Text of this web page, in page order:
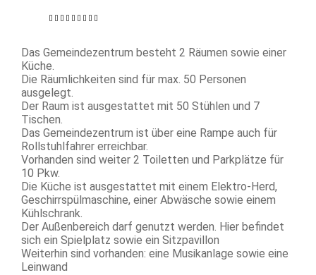
Das Gemeindezentrum besteht 2 Räumen sowie einer
Küche.
Die Räumlichkeiten sind für max. 50 Personen
ausgelegt.
Der Raum ist ausgestattet mit 50 Stühlen und 7
Tischen.
Das Gemeindezentrum ist über eine Rampe auch für
Rollstuhlfahrer erreichbar.
Vorhanden sind weiter 2 Toiletten und Parkplätze für
10 Pkw.
Die Küche ist ausgestattet mit einem Elektro-Herd,
Geschirrspülmaschine, einer Abwäsche sowie einem
Kühlschrank.
Der Außenbereich darf genutzt werden. Hier befindet
sich ein Spielplatz sowie ein Sitzpavillon
Weiterhin sind vorhanden: eine Musikanlage sowie eine
Leinwand